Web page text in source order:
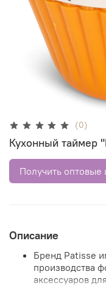
(0)
Кухонный таймер
Получить оптовые
Описание
Бренд Patisse
производства
аксессуаров